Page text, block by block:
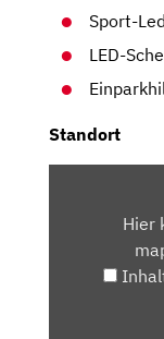
Sport-
LED-
Standort
Hier